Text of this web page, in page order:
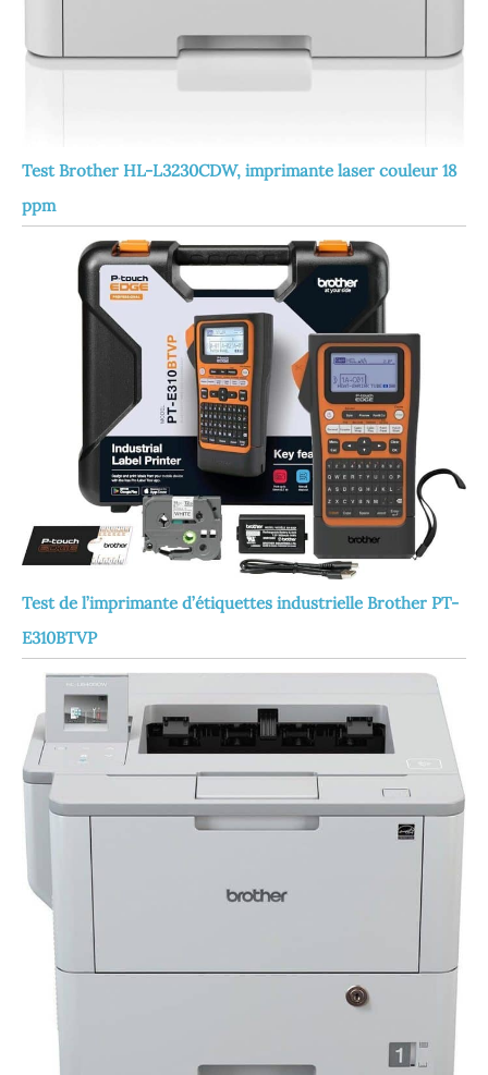
Test Brother HL-L3230CDW, imprimante laser couleur 18
ppm
Test de l’imprimante d’étiquettes industrielle Brother PT-
E310BTVP